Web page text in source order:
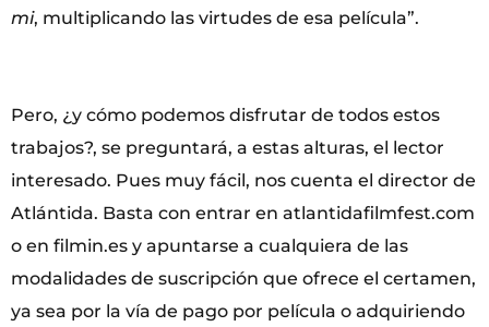
mi, multiplicando las virtudes de esa película”.
Pero, ¿y cómo podemos disfrutar de todos estos
trabajos?, se preguntará, a estas alturas, el lector
interesado. Pues muy fácil, nos cuenta el director de
Atlántida. Basta con entrar en atlantidafilmfest.com
o en filmin.es y apuntarse a cualquiera de las
modalidades de suscripción que ofrece el certamen,
ya sea por la vía de pago por película o adquiriendo